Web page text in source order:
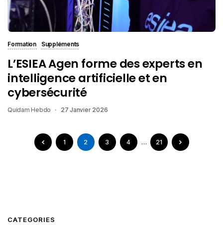
Formation Suppléments
L’ESIEA Agen forme des experts en
intelligence artificielle et en
cybersécurité
Quidam Hebdo 27 Janvier 2026
1 2 3 4 … 21
CATEGORIES